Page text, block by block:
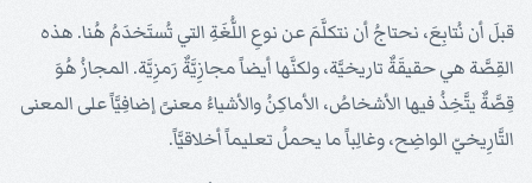
قبلَ أن نُتابِعَ، نحتاجُ أن نتكلَّمَ عن نوعِ اللُّغَةِ التي تُستَخدَمُ هُنا. هذه
القِصَّة هي حقيقَةٌ تاريخيَّة، ولكنَّها أيضاً مجازِيَّةٌ رَمزِيَّة. المجازُ هُوَ
قِصَّةٌ يتَّخِذُ فيها الأشخاصُ، الأماكِنُ والأشياءُ معنىً إضافِيَّاً على المعنى
التَّارِيخيّ الواضِح، وغالِباً ما يحملُ تعليماً أخلاقيَّاً.